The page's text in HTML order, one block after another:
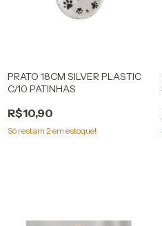
PRATO 18CM SILVER PLASTIC
C/10 PATINHAS
R$10,90
Só restam2em estoque!